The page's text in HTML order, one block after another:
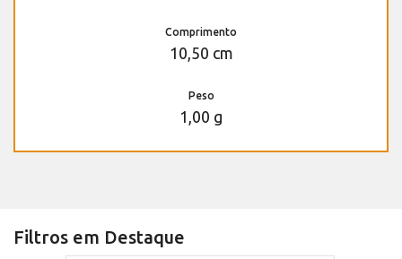
Comprimento
10,50 cm
Peso
1,00 g
Filtros em Destaque